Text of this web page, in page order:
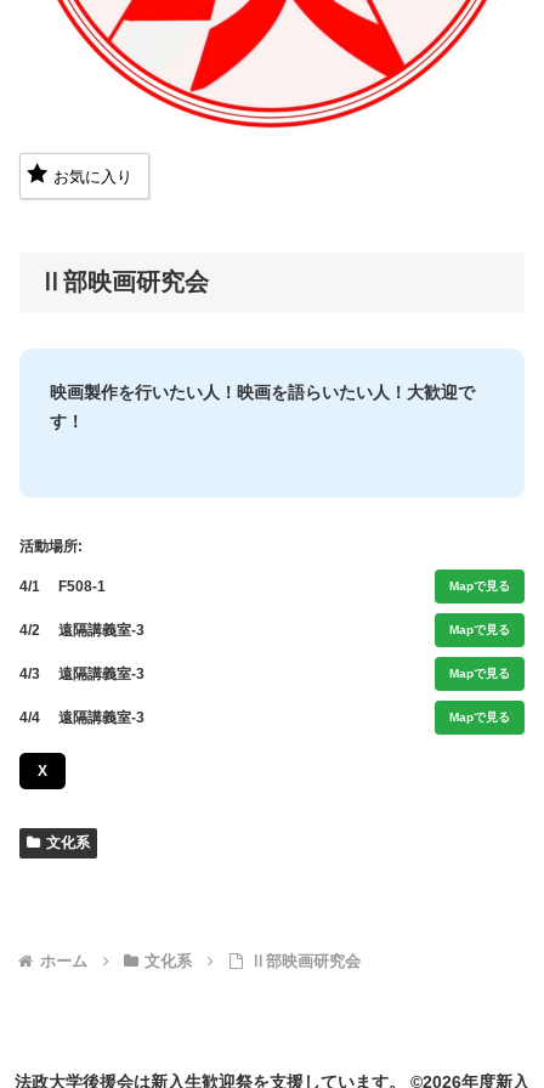
お気に入り
Ⅱ部映画研究会
映画製作を行いたい人！映画を語らいたい人！大歓迎で
す！
活動場所:
4/1 F508-1 Mapで見る
4/2 遠隔講義室-3 Mapで見る
4/3 遠隔講義室-3 Mapで見る
4/4 遠隔講義室-3 Mapで見る
X
文化系
ホーム 文化系 Ⅱ部映画研究会
法政大学後援会は新入生歓迎祭を支援しています。 ©2026年度新入